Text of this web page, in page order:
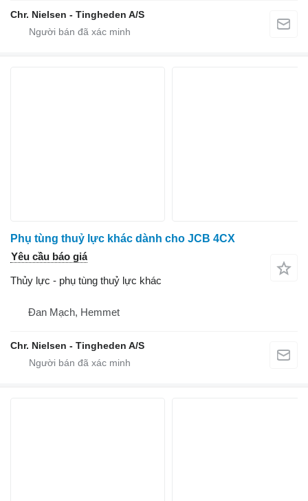
Chr. Nielsen - Tingheden A/S
Phụ tùng thuỷ lực khác dành cho JCB 4CX
Yêu cầu báo giá
Thủy lực - phụ tùng thuỷ lực khác
Đan Mạch, Hemmet
Chr. Nielsen - Tingheden A/S